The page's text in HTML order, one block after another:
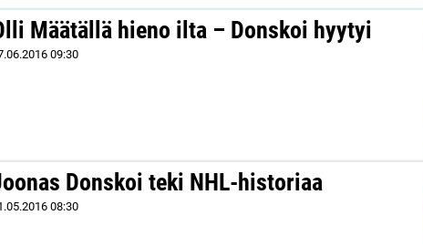
Määtällä hieno ilta – Donskoi hyytyi
09:30
Donskoi teki NHL-historiaa
08:30